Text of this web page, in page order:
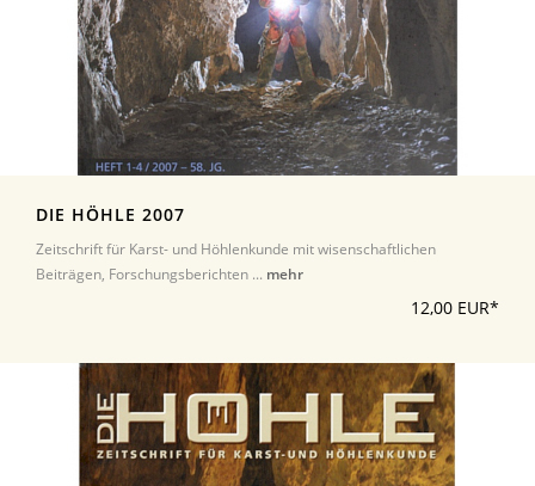
DIE HÖHLE 2007
Zeitschrift für Karst- und Höhlenkunde mit wisenschaftlichen
Beiträgen, Forschungsberichten ... mehr
12,00 EUR*